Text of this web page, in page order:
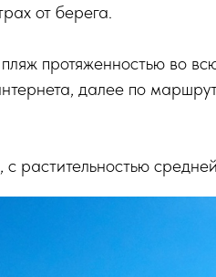
от берега.
протяженностью во
далее по
с растительностью